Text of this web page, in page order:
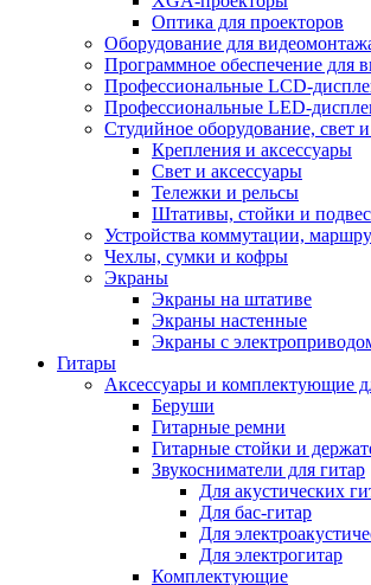
Оптика для проекторов
Оборудование для
Программное обеспечение для
Профессиональные LCD-
Профессиональные LED-
Студийное оборудование, свет
Крепления и аксессуары
Свет и аксессуары
Тележки и рельсы
Штативы, стойки и
Устройства коммутации,
Чехлы, сумки и кофры
Экраны
Экраны на штативе
Экраны настенные
Экраны с
Гитары
Аксессуары и комплектующие
Беруши
Гитарные ремни
Гитарные стойки и
Звукосниматели для гитар
Для акустических
Для бас-гитар
Для
Для электрогитар
Комплектующие